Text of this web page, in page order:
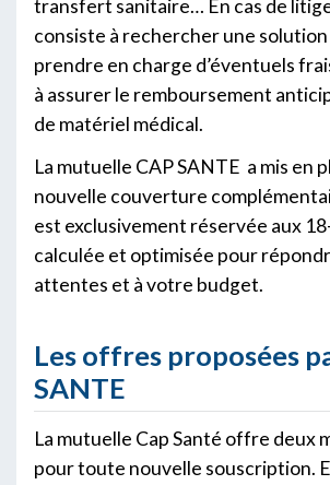
transfert sanitaire… En cas de
consiste à rechercher une solution
prendre en charge d’éventuels
à assurer le remboursement
de matériel médical.
La mutuelle CAP SANTE a mis en
nouvelle couverture
est exclusivement réservée aux
calculée et optimisée pour
attentes et à votre budget.
Les offres proposées
SANTE
La mutuelle Cap Santé offre deux
pour toute nouvelle souscription.